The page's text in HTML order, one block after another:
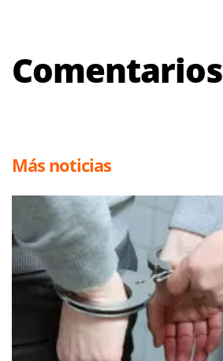
Comentarios
Más noticias